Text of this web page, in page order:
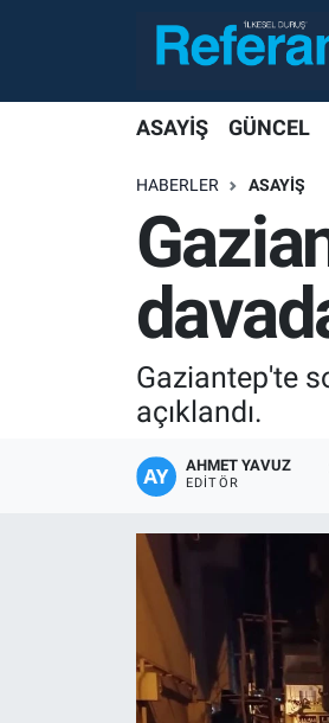
ASAYİŞ GÜNCEL
HABERLER ASAYİŞ
Gaziantep'te
açıklandı.
AHMET YAVUZ
EDITÖR